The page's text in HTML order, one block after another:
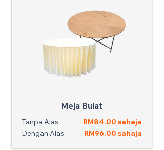
Meja Bulat
Tanpa Alas
RM84.00 sahaja
Dengan Alas
RM96.00 sahaja